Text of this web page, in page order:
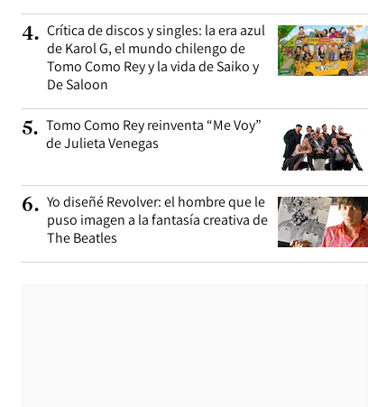
4. Crítica de discos y singles: la era azul
de Karol G, el mundo chilengo de
Tomo Como Rey y la vida de Saiko y
De Saloon
5. Tomo Como Rey reinventa “Me Voy”
de Julieta Venegas
6. Yo diseñé Revolver: el hombre que le
puso imagen a la fantasía creativa de
The Beatles